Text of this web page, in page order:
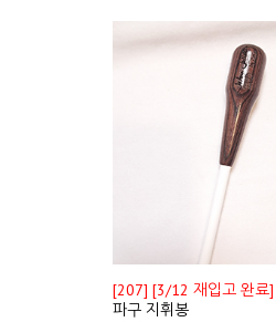
[207] [3/12 재입고 완료]
파구 지휘봉